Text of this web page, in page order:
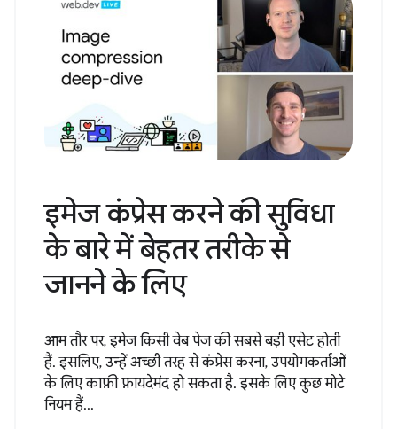
इमेज कंप्रेस करने की सुविधा
के बारे में बेहतर तरीके से
जानने के लिए
आम तौर पर, इमेज किसी वेब पेज की सबसे बड़ी एसेट होती
हैं. इसलिए, उन्हें अच्छी तरह से कंप्रेस करना, उपयोगकर्ताओं
के लिए काफ़ी फ़ायदेमंद हो सकता है. इसके लिए कुछ मोटे
नियम हैं...